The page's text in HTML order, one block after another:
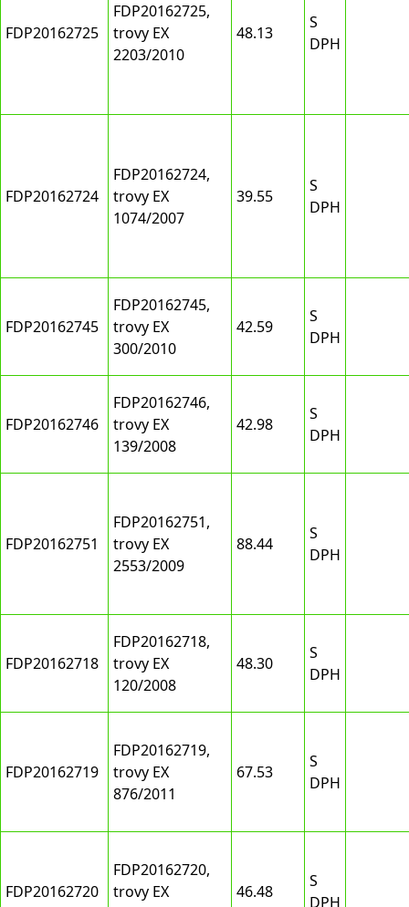
FDP20162725
FDP20162725,
trovy EX
2203/2010
48.13
S
DPH
FDP20162724
FDP20162724,
trovy EX
1074/2007
39.55
S
DPH
FDP20162745
FDP20162745,
trovy EX
300/2010
42.59
S
DPH
FDP20162746
FDP20162746,
trovy EX
139/2008
42.98
S
DPH
FDP20162751
FDP20162751,
trovy EX
2553/2009
88.44
S
DPH
FDP20162718
FDP20162718,
trovy EX
120/2008
48.30
S
DPH
FDP20162719
FDP20162719,
trovy EX
876/2011
67.53
S
DPH
FDP20162720
FDP20162720,
trovy EX
46.48
S
DPH